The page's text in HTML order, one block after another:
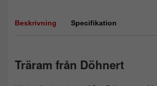
Beskrivning Specifikation
Träram från Döhnert